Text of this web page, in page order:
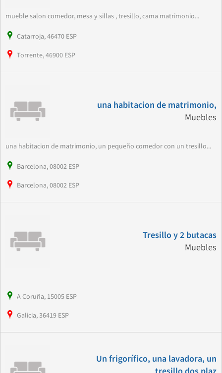
mueble salon comedor, mesa y sillas , tresillo, cama matrimonio...
Catarroja, 46470 ESP
Torrente, 46900 ESP
una habitacion de matrimonio,
Muebles
una habitacion de matrimonio, un pequeño comedor con un tresillo...
Barcelona, 08002 ESP
Barcelona, 08002 ESP
Tresillo y 2 butacas
Muebles
A Coruña, 15005 ESP
Galicia, 36419 ESP
Un frigorífico, una lavadora, un